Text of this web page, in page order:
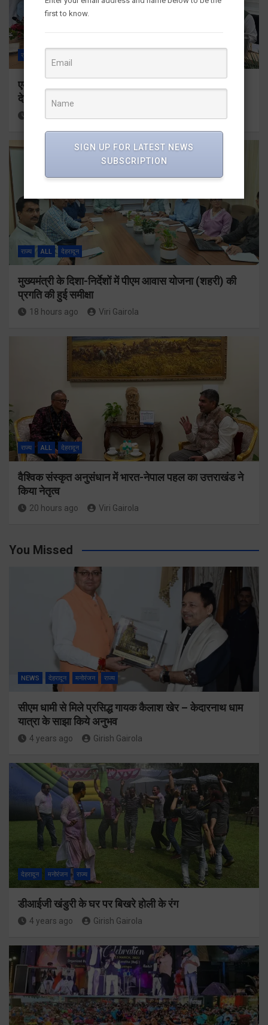
राज्य
एमडीडीए बोर्ड बैठक में 25 विकास प्रस्तावों को मिली मंजूरी,
देहरादून-मसूरी के नियोजित विकास को मिलेगी रफ्तार
18 hours ago
राज्य ALL देहरादून
मुख्यमंत्री के दिशा-निर्देशों में पीएम आवास योजना (शहरी) की
प्रगति की हुई समीक्षा
18 hours ago Viri Gairola
राज्य ALL देहरादून
वैश्विक संस्कृत अनुसंधान में भारत-नेपाल पहल का उत्तराखंड ने
किया नेतृत्व
20 hours ago Viri Gairola
You Missed
NEWS देहरादून मनोरंजन राज्य
सीएम धामी से मिले प्रसिद्ध गायक कैलाश खेर – केदारनाथ धाम
यात्रा के साझा किये अनुभव
4 years ago Girish Gairola
देहरादून मनोरंजन राज्य
डीआईजी खंडुरी के घर पर बिखरे होली के रंग
4 years ago Girish Gairola
first to know.
SIGN UP FOR LATEST NEWS
SUBSCRIPTION